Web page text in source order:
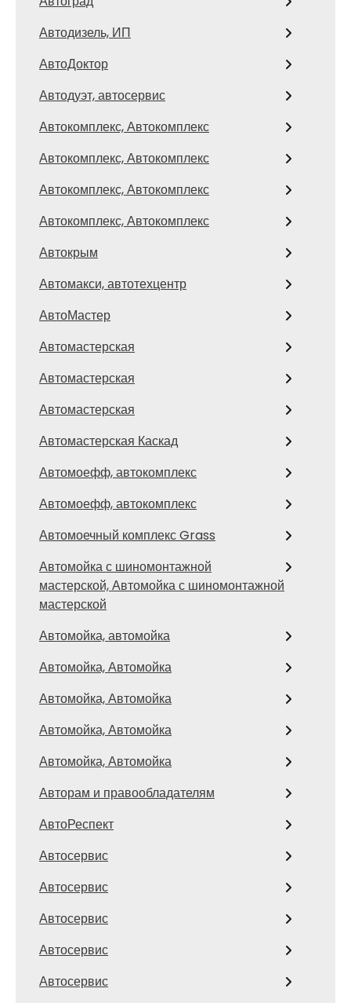
Автодизель, ИП
АвтоДоктор
Автодуэт, автосервис
Автокомплекс, Автокомплекс
Автокомплекс, Автокомплекс
Автокомплекс, Автокомплекс
Автокомплекс, Автокомплекс
Автокрым
Автомакси, автотехцентр
АвтоМастер
Автомастерская
Автомастерская
Автомастерская
Автомастерская Каскад
Автомоефф, автокомплекс
Автомоефф, автокомплекс
Автомоечный комплекс Grass
Автомойка с шиномонтажной
мастерской, Автомойка с шиномонтажной
мастерской
Автомойка, автомойка
Автомойка, Автомойка
Автомойка, Автомойка
Автомойка, Автомойка
Автомойка, Автомойка
Авторам и правообладателям
АвтоРеспект
Автосервис
Автосервис
Автосервис
Автосервис
Автосервис